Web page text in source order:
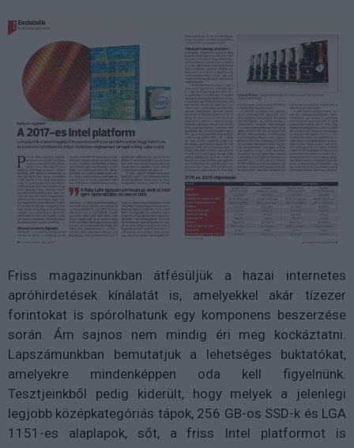
Friss magazinunkban átfésüljük a hazai internetes
apróhirdetések kínálatát is, amelyekkel akár tízezer
forintokat is spórolhatunk egy komponens beszerzése
során. Ám sajnos nem mindig éri meg kockáztatni.
Lapszámunkban bemutatjuk a lehetséges buktatókat,
amelyekre mindenképpen oda kell figyelnünk.
Tesztjeinkből pedig kiderült, hogy melyek a jelenlegi
legjobb középkategóriás tápok, 256 GB-os SSD-k és LGA
1151-es alaplapok, sőt, a friss Intel platformot is